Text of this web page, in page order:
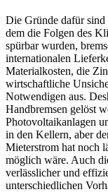
Die Gründe dafür sind
dem die Folgen des
spürbar wurden,
internationalen
Materialkosten, die
wirtschaftliche
Notwendigen aus.
Handbremsen gelöst
Photovoltaikanlagen
in den Kellern, aber
Mieterstrom hat noch
möglich wäre. Auch
verlässlicher und
unterschiedlichen